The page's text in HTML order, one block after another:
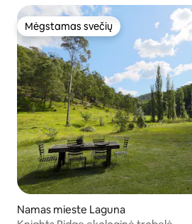
Mėgstamas svečių
Mėgstamas svečių
Namas mieste Laguna